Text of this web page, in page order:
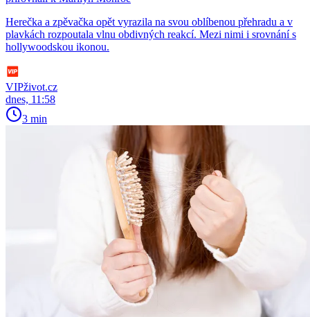
Herečka a zpěvačka opět vyrazila na svou oblíbenou přehradu a v
plavkách rozpoutala vlnu obdivných reakcí. Mezi nimi i srovnání s
hollywoodskou ikonou.
VIPživot.cz
dnes, 11:58
3 min